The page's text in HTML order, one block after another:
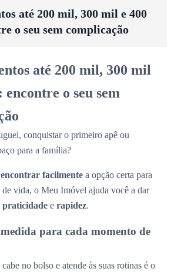
até 200 mil, 300 mil e 400
o seu sem complicação
até 200 mil, 300 mil
encontre o seu sem
conquistar o primeiro apê ou
para a família?
encontrar facilmente a opção certa para
de vida, o Meu Imóvel ajuda você a dar
praticidade e rapidez.
medida para cada momento de
no bolso e atende às suas rotinas é o